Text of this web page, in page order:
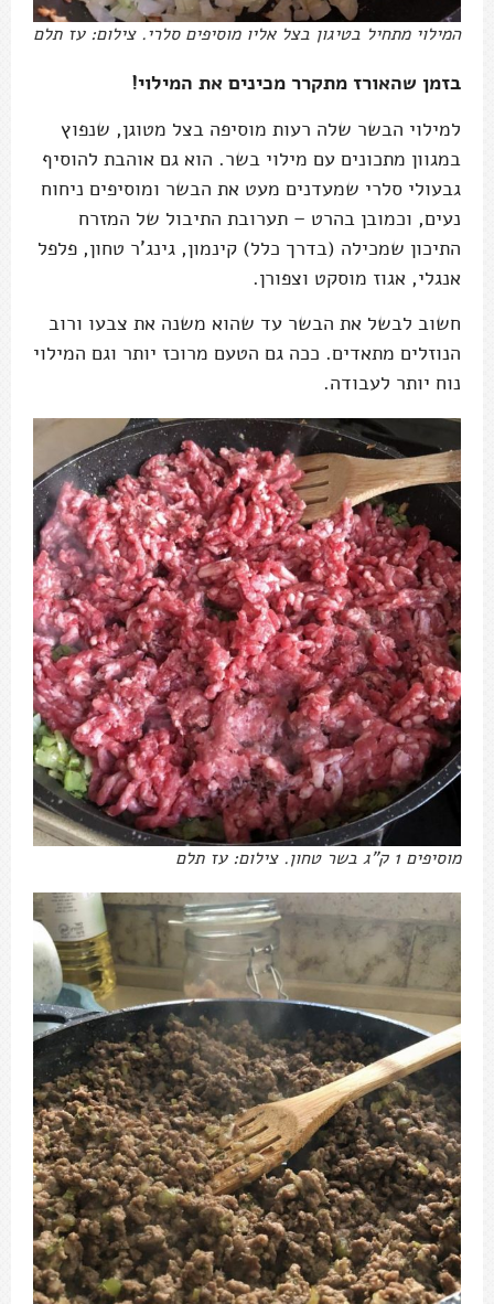
המילוי מתחיל בטיגון בצל אליו מוסיפים סלרי. צילום: עז תלם
בזמן שהאורז מתקרר מכינים את המילוי!
למילוי הבשר שלה רעות מוסיפה בצל מטוגן, שנפוץ
במגוון מתכונים עם מילוי בשר. הוא גם אוהבת להוסיף
גבעולי סלרי שמעדנים מעט את הבשר ומוסיפים ניחוח
נעים, וכמובן בהרט – תערובת התיבול של המזרח
התיכון שמכילה (בדרך כלל) קינמון, גינג'ר טחון, פלפל
אנגלי, אגוז מוסקט וצפורן.
חשוב לבשל את הבשר עד שהוא משנה את צבעו ורוב
הנוזלים מתאדים. ככה גם הטעם מרוכז יותר וגם המילוי
נוח יותר לעבודה.
מוסיפים 1 ק"ג בשר טחון. צילום: עז תלם